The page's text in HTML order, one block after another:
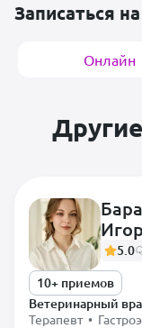
Записаться
Онлайн
5.0
10+ приемов
Ветеринарный
Терапевт •